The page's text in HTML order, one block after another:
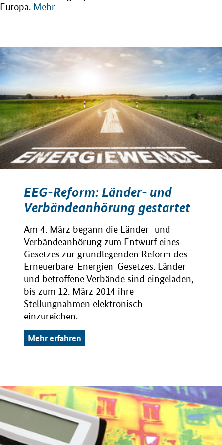
Europa. Mehr
EEG-Reform: Länder- und
Verbändeanhörung gestartet
Am 4. März begann die Länder- und
Verbändeanhörung zum Entwurf eines
Gesetzes zur grundlegenden Reform des
Erneuerbare-Energien-Gesetzes. Länder
und betroffene Verbände sind eingeladen,
bis zum 12. März 2014 ihre
Stellungnahmen elektronisch
einzureichen.
Mehr erfahren